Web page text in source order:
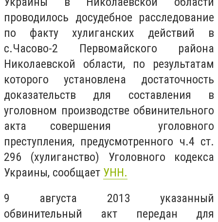
проводилось досудебное расследование
по факту хулиганских действий в
с.Часово-2 Первомайского района
Николаевской области, по результатам
которого установлена достаточность
доказательств для составления в
уголовном производстве обвинительного
акта совершения уголовного
преступления, предусмотренного ч.4 ст.
296 (хулиганство) Уголовного кодекса
Украины, сообщает УНН.
9 августа 2013 указанный
обвинительный акт передан для